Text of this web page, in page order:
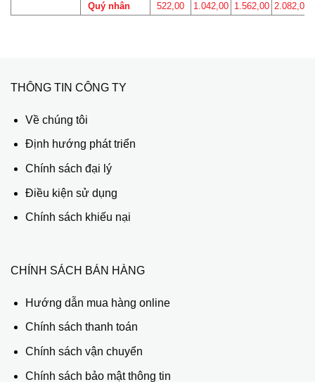
Quý nhân
522,00
1.042,00 1.562,00 2.082,00
THÔNG TIN CÔNG TY
Về chúng tôi
Định hướng phát triển
Chính sách đại lý
Điều kiện sử dụng
Chính sách khiếu nại
CHÍNH SÁCH BÁN HÀNG
Hướng dẫn mua hàng online
Chính sách thanh toán
Chính sách vận chuyển
Chính sách bảo mật thông tin